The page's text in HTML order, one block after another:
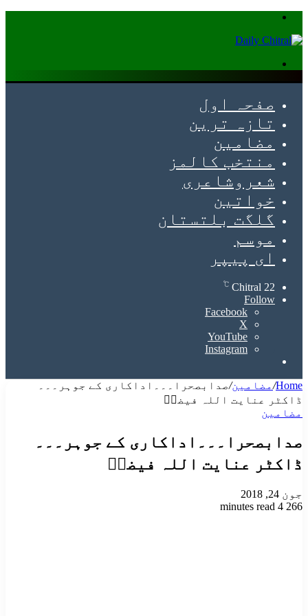
صفحہ اول
تازہ ترین
مضامین
منتخب کالمز
شعروشاعری
خواتین
گلگت بلتستان
موسم
ای پیپر
Chitral 22
℃
Follow
Facebook
X
YouTube
Instagram
Home
/مضامین/صدابصحرا۔۔۔اداکاری کے جوہر۔۔۔
ڈاکٹر عنایت اللہ فیضیؔ
مضامین
صدابصحرا۔۔۔اداکاری کے جوہر۔۔۔
ڈاکٹر عنایت اللہ فیضیؔ
جون 24, 2018
266
4 minutes read